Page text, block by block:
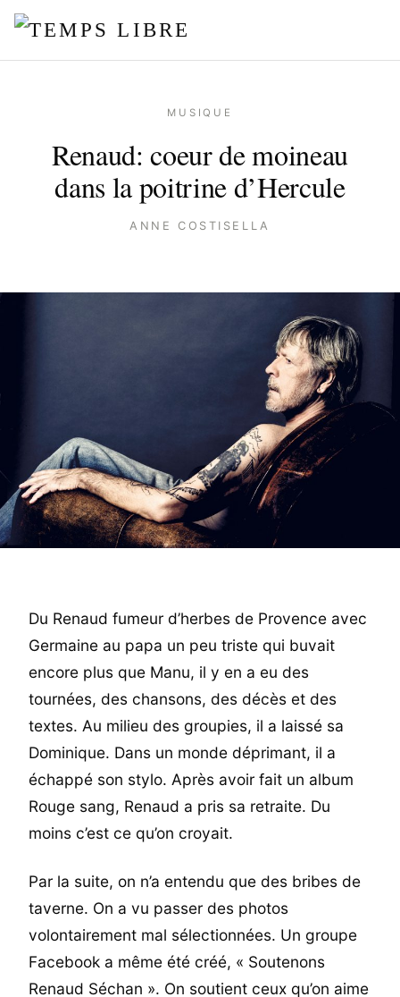
MUSIQUE
Renaud: coeur de moineau
dans la poitrine d’Hercule
ANNE COSTISELLA
Du Renaud fumeur d’herbes de Provence avec
Germaine au papa un peu triste qui buvait
encore plus que Manu, il y en a eu des
tournées, des chansons, des décès et des
textes. Au milieu des groupies, il a laissé sa
Dominique. Dans un monde déprimant, il a
échappé son stylo. Après avoir fait un album
Rouge sang, Renaud a pris sa retraite. Du
moins c’est ce qu’on croyait.
Par la suite, on n’a entendu que des bribes de
taverne. On a vu passer des photos
volontairement mal sélectionnées. Un groupe
Facebook a même été créé, « Soutenons
Renaud Séchan ». On soutient ceux qu’on aime